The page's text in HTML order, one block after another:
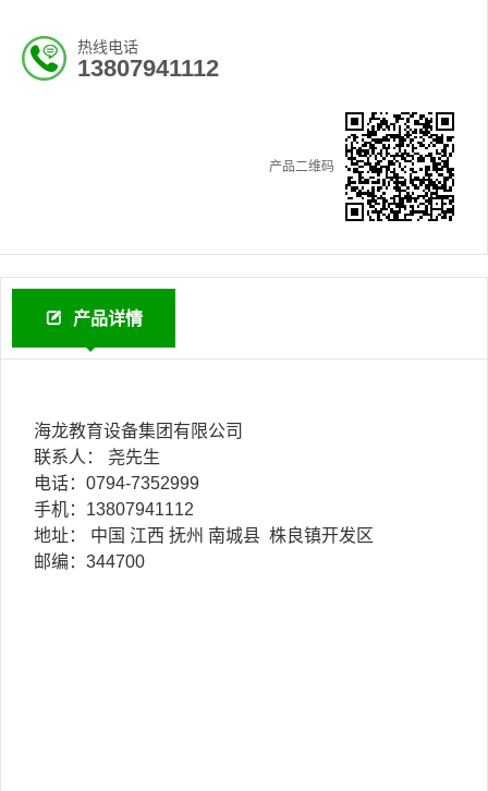
热线电话
13807941112
产品二维码
产品详情
海龙教育设备集团有限公司
联系人： 尧先生
电话：0794-7352999
手机：13807941112
地址： 中国 江西 抚州 南城县 株良镇开发区
邮编：344700